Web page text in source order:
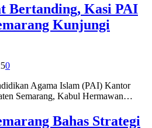
Bertanding, Kasi PAI
Kunjungi
0
Agama Islam (PAI) Kantor
Semarang, Kabul Hermawan…
Bahas Strategi